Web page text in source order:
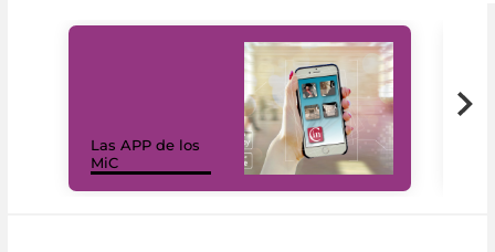
Las APP de los
MiC